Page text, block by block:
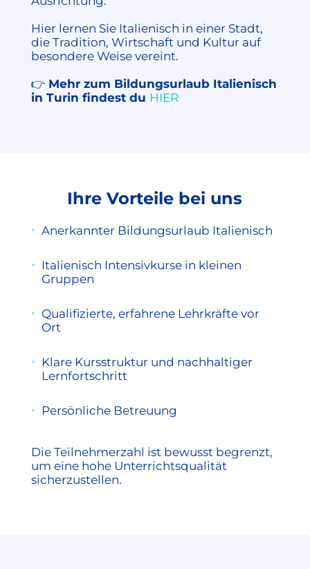
Hier lernen Sie Italienisch in einer Stadt,
die Tradition, Wirtschaft und Kultur auf
besondere Weise vereint.
👉 Mehr zum Bildungsurlaub Italienisch
in Turin findest du HIER
Ihre Vorteile bei uns
Anerkannter Bildungsurlaub Italienisch
Italienisch Intensivkurse in kleinen
Gruppen
Qualifizierte, erfahrene Lehrkräfte vor
Ort
Klare Kursstruktur und nachhaltiger
Lernfortschritt
Persönliche Betreuung
Die Teilnehmerzahl ist bewusst begrenzt,
um eine hohe Unterrichtsqualität
sicherzustellen.